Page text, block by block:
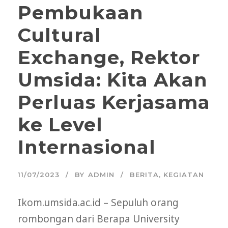
Pembukaan
Cultural
Exchange, Rektor
Umsida: Kita Akan
Perluas Kerjasama
ke Level
Internasional
11/07/2023 BY ADMIN BERITA, KEGIATAN
Ikom.umsida.ac.id – Sepuluh orang
rombongan dari Berapa University